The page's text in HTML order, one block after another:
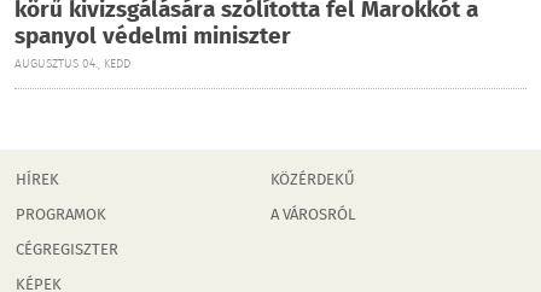
körű kivizsgálására szólította fel Marokkót a
spanyol védelmi miniszter
AUGUSZTUS 04., KEDD
HÍREK
PROGRAMOK
CÉGREGISZTER
KÉPEK
KÖZÉRDEKŰ
A VÁROSRÓL